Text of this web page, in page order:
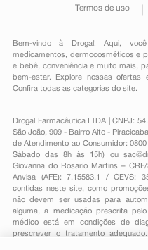
Termos de uso
Bem-vindo à Drogal! Aqui,
medicamentos , dermocosméticos e
e bebê, conveniênciae muito mais,
bem-estar. Explore nossas
Confira todas as categorias do site.
Drogal Farmacêutica LTDA | CNPJ:
São João, 909 - Bairro Alto -
de Atendimento ao Consumidor:
Sábado das 8h às 15h) ou
Giovanna do Rosario Martins –
Anvisa (AFE): 7.15583.1 / CEVS:
contidas neste site, como
não devem ser usadas para
alguma, a medicação prescrita
médico está em condições de
prescrever o tratamento